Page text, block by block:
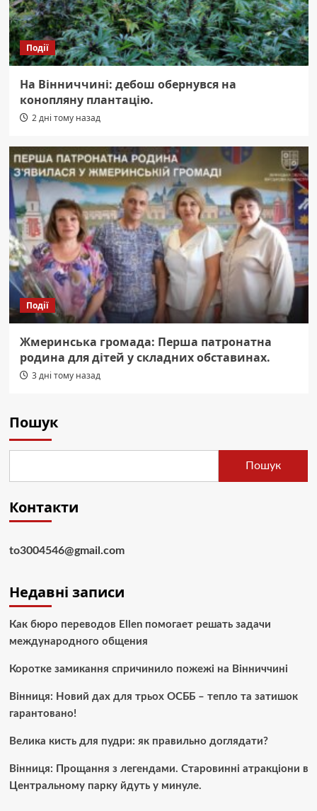
Події
На Вінниччині: дебош обернувся на
конопляну плантацію.
2 дні тому назад
Події
Жмеринська громада: Перша патронатна
родина для дітей у складних обставинах.
3 дні тому назад
Пошук
Пошук
Контакти
to3004546@gmail.com
Недавні записи
Как бюро переводов Ellen помогает решать задачи
международного общения
Коротке замикання спричинило пожежі на Вінниччині
Вінниця: Новий дах для трьох ОСББ – тепло та затишок
гарантовано!
Велика кисть для пудри: як правильно доглядати?
Вінниця: Прощання з легендами. Старовинні атракціони в
Центральному парку йдуть у минуле.